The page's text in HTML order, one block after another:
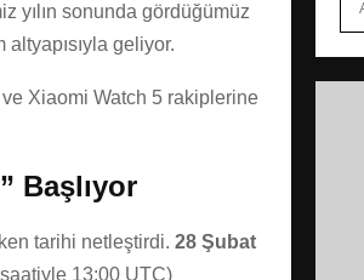
yılın sonunda gördüğümüz
geliyor.
Xiaomi Watch 5 rakiplerine
Başlıyor
tarihi netleştirdi. 28 Şubat
13:00 UTC)